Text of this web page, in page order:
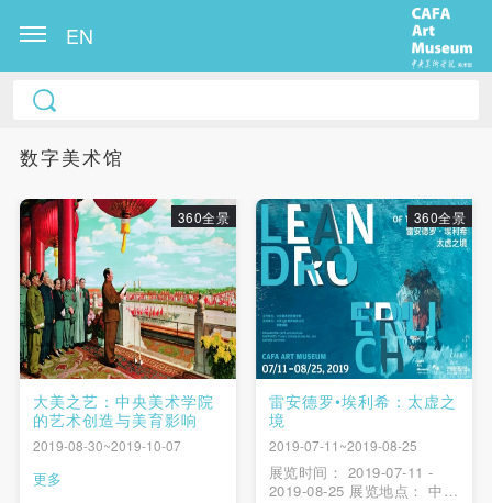
EN
数字美术馆
360全景
大美之艺：中央美术学院
的艺术创造与美育影响
2019-08-30~2019-10-07
更多
360全景
雷安德罗•埃利希：太虚之
境
2019-07-11~2019-08-25
展览时间： 2019-07-11 -
2019-08-25 展览地点： 中央